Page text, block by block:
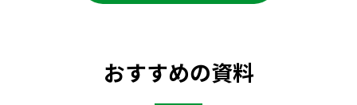
おすすめの資料